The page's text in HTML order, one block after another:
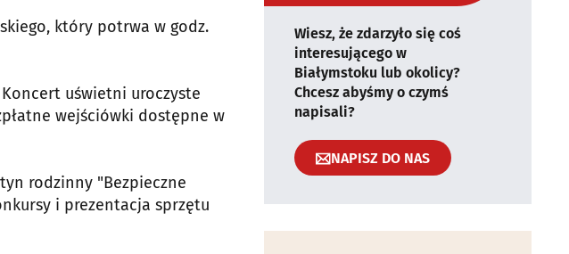
który potrwa w godz.
Koncert uświetni uroczyste
wejściówki dostępne w
rodzinny "Bezpieczne
i prezentacja sprzętu
Wiesz, że zdarzyło się coś
interesującego w
Białymstoku lub okolicy?
Chcesz abyśmy o czymś
napisali?
NAPISZ DO NAS